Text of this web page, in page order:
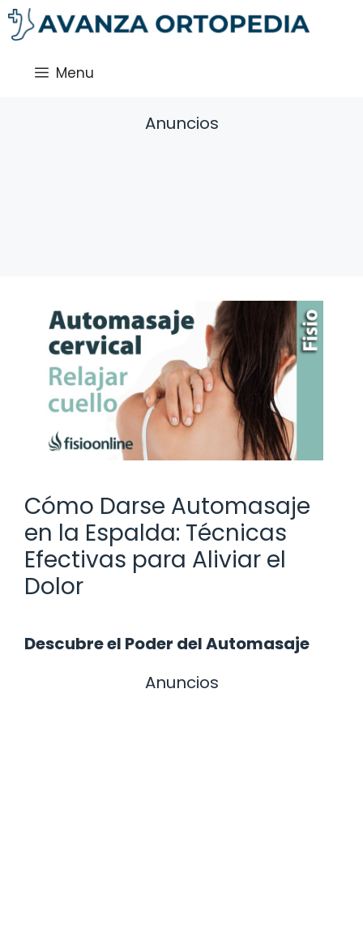
Saltar
al
Menu
Anuncios
Cómo Darse Automasaje
en la Espalda: Técnicas
Efectivas para Aliviar el
Dolor
Descubre el Poder del Automasaje
Anuncios